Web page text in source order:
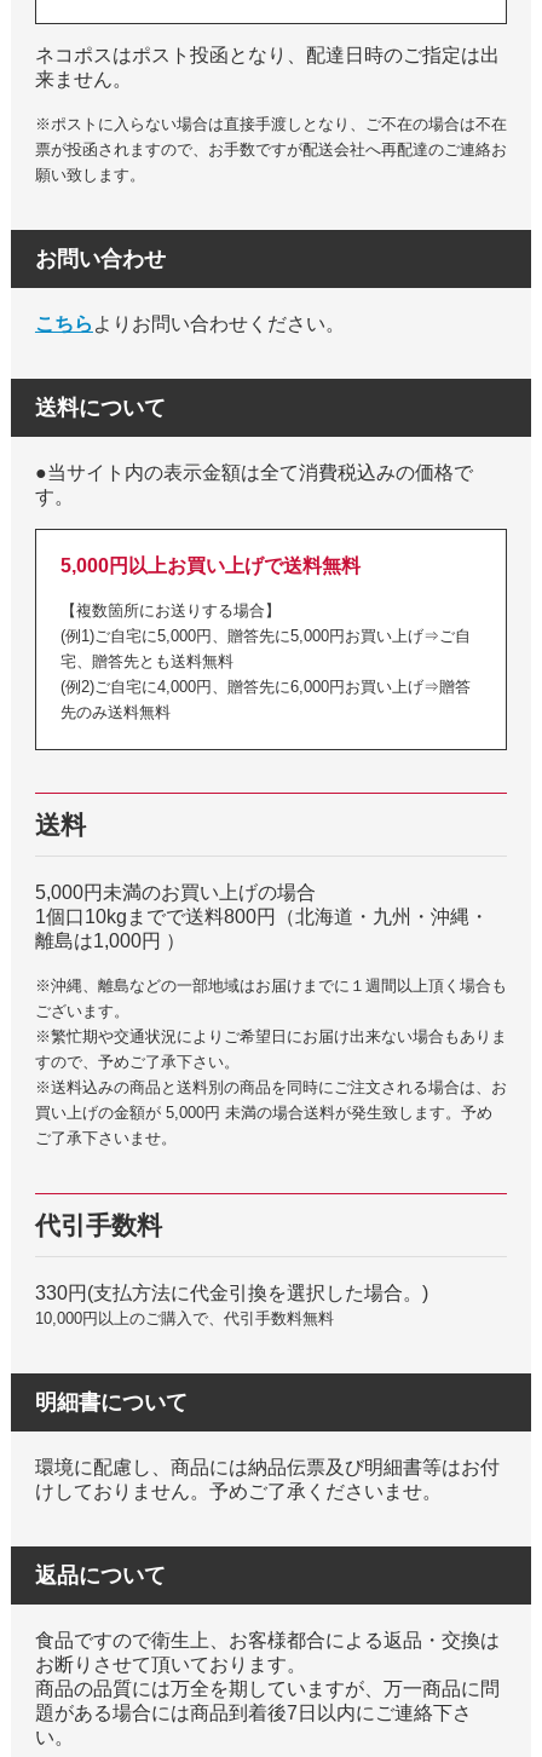
ネコポスはポスト投函となり、配達日時のご指定は出
来ません。
※ポストに入らない場合は直接手渡しとなり、ご不在の場合は不在
票が投函されますので、お手数ですが配送会社へ再配達のご連絡お
願い致します。
お問い合わせ
こちら よりお問い合わせください。
送料について
●当サイト内の表示金額は全て消費税込みの価格で
す。
5,000円以上お買い上げで送料無料
【複数箇所にお送りする場合】
(例1)ご自宅に5,000円、贈答先に5,000円お買い上げ⇒ご自
宅、贈答先とも送料無料
(例2)ご自宅に4,000円、贈答先に6,000円お買い上げ⇒贈答
先のみ送料無料
送料
5,000円未満のお買い上げの場合
1個口10kgまでで送料800円（北海道・九州・沖縄・
離島は1,000円 ）
※沖縄、離島などの一部地域はお届けまでに１週間以上頂く場合も
ございます。
※繁忙期や交通状況によりご希望日にお届け出来ない場合もありま
すので、予めご了承下さい。
※送料込みの商品と送料別の商品を同時にご注文される場合は、お
買い上げの金額が 5,000円 未満の場合送料が発生致します。予め
ご了承下さいませ。
代引手数料
330円(支払方法に代金引換を選択した場合。)
10,000円以上のご購入で、代引手数料無料
明細書について
環境に配慮し、商品には納品伝票及び明細書等はお付
けしておりません。予めご了承くださいませ。
返品について
食品ですので衛生上、お客様都合による返品・交換は
お断りさせて頂いております。
商品の品質には万全を期していますが、万一商品に問
題がある場合には商品到着後7日以内にご連絡下さ
い。